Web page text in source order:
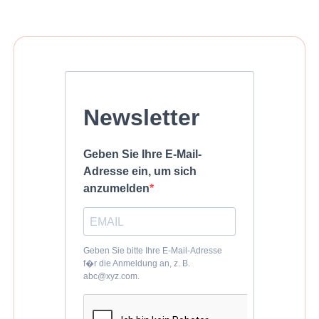
Newsletter
Geben Sie Ihre E-Mail-
Adresse ein, um sich
anzumelden
Geben Sie bitte Ihre E-Mail-Adresse
f�r die Anmeldung an, z. B.
abc@xyz.com.